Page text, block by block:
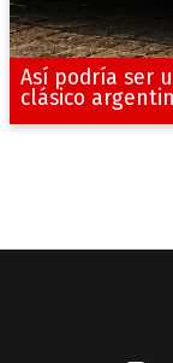
Así podría ser
clásico